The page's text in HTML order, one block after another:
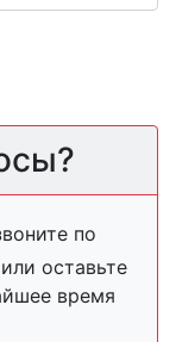
по
или оставьте
время